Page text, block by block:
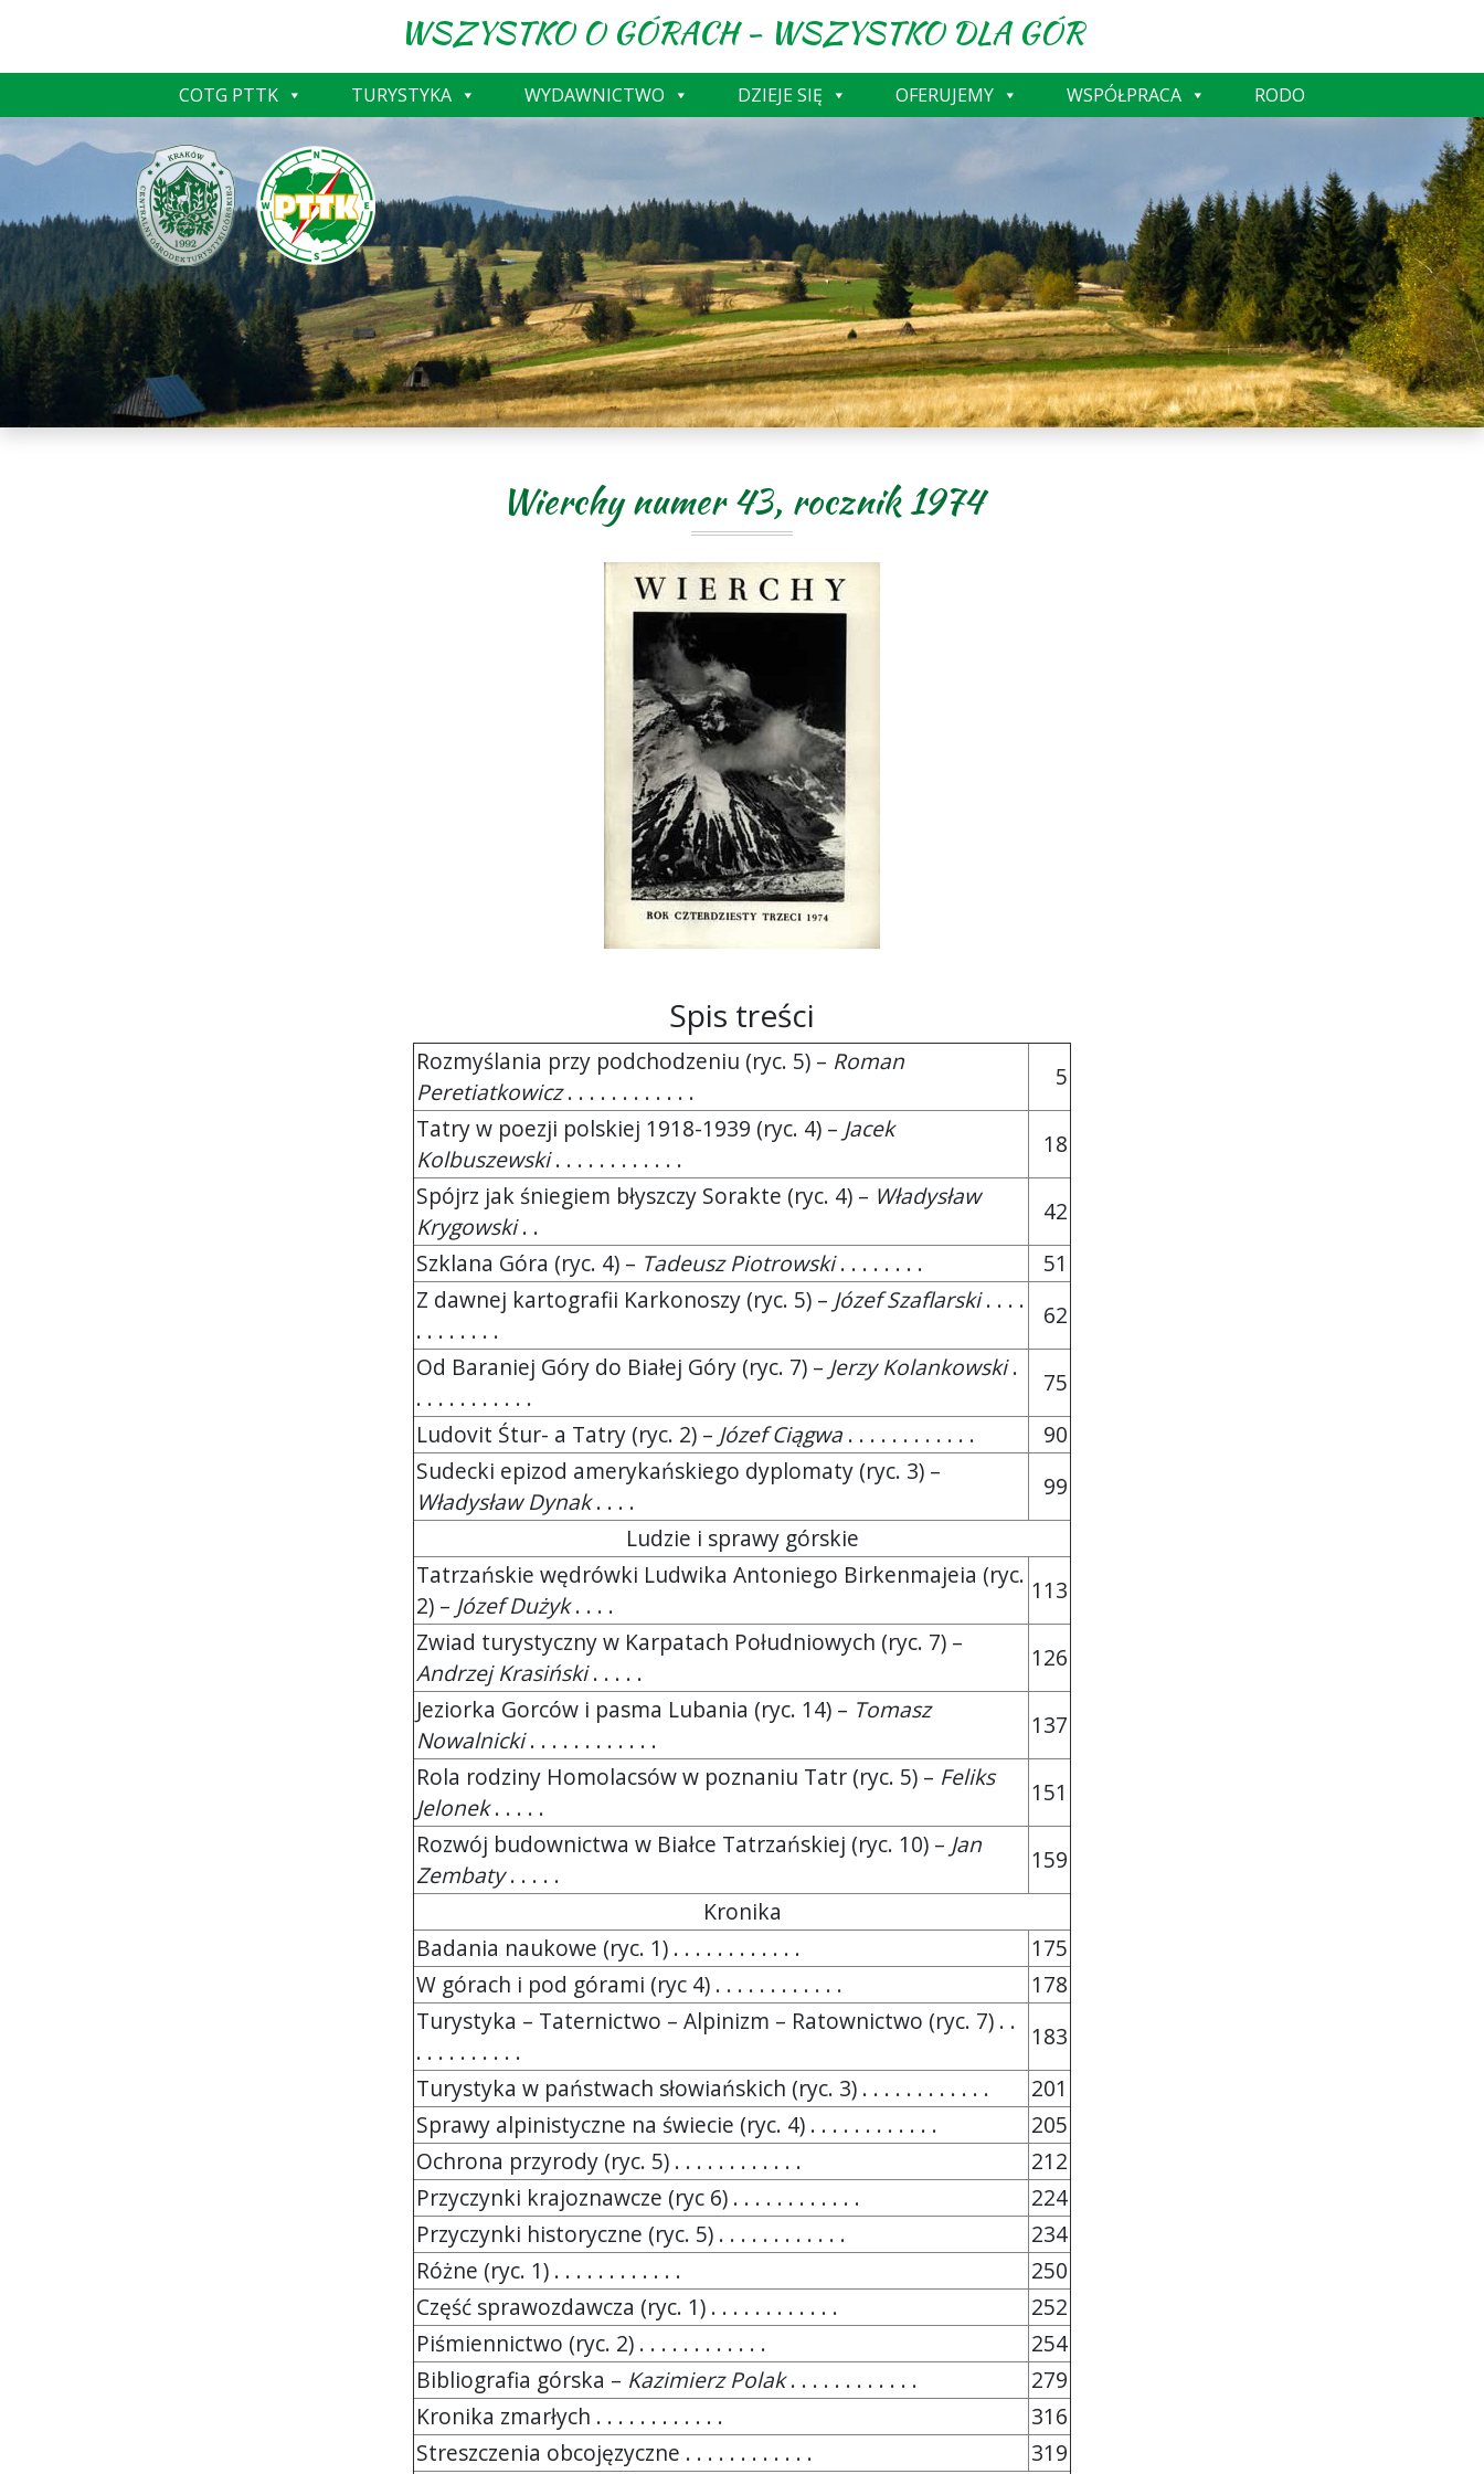
WSZYSTKO O GÓRACH - WSZYSTKO DLA GÓR
COTG PTTK TURYSTYKA WYDAWNICTWO DZIEJE SIĘ OFERUJEMY WSPÓŁPRACA RODO
Wierchy numer 43, rocznik 1974
Spis treści
Rozmyślania przy podchodzeniu (ryc. 5) – Roman
Peretiatkowicz. . . . . . . . . . . .
5
Tatry w poezji polskiej 1918-1939 (ryc. 4) – Jacek
Kolbuszewski. . . . . . . . . . . .
18
Spójrz jak śniegiem błyszczy Sorakte (ryc. 4) – Władysław
Krygowski. .
42
Szklana Góra (ryc. 4) – Tadeusz Piotrowski. . . . . . . .
51
Z dawnej kartografii Karkonoszy (ryc. 5) – Józef Szaflarski. . . .
. . . . . . . .
62
Od Baraniej Góry do Białej Góry (ryc. 7) – Jerzy Kolankowski.
. . . . . . . . . . .
75
Ludovit Śtur- a Tatry (ryc. 2) – Józef Ciągwa . . . . . . . . . . . .
90
Sudecki epizod amerykańskiego dyplomaty (ryc. 3) –
Władysław Dynak. . . .
99
Ludzie i sprawy górskie
Tatrzańskie wędrówki Ludwika Antoniego Birkenmajeia (ryc.
2) – Józef Dużyk. . . .
113
Zwiad turystyczny w Karpatach Południowych (ryc. 7) –
Andrzej Krasiński. . . . .
126
Jeziorka Gorców i pasma Lubania (ryc. 14) – Tomasz
Nowalnicki. . . . . . . . . . . .
137
Rola rodziny Homolacsów w poznaniu Tatr (ryc. 5) – Feliks
Jelonek. . . . .
151
Rozwój budownictwa w Białce Tatrzańskiej (ryc. 10) – Jan
Zembaty. . . . .
159
Kronika
Badania naukowe (ryc. 1) . . . . . . . . . . . .
175
W górach i pod górami (ryc 4) . . . . . . . . . . . .
178
Turystyka – Taternictwo – Alpinizm – Ratownictwo (ryc. 7) . .
. . . . . . . . . .
183
Turystyka w państwach słowiańskich (ryc. 3) . . . . . . . . . . . .
201
Sprawy alpinistyczne na świecie (ryc. 4) . . . . . . . . . . . .
205
Ochrona przyrody (ryc. 5) . . . . . . . . . . . .
212
Przyczynki krajoznawcze (ryc 6) . . . . . . . . . . . .
224
Przyczynki historyczne (ryc. 5) . . . . . . . . . . . .
234
Różne (ryc. 1) . . . . . . . . . . . .
250
Część sprawozdawcza (ryc. 1) . . . . . . . . . . . .
252
Piśmiennictwo (ryc. 2) . . . . . . . . . . . .
254
Bibliografia górska – Kazimierz Polak. . . . . . . . . . . .
279
Kronika zmarłych . . . . . . . . . . . .
316
Streszczenia obcojęzyczne . . . . . . . . . . . .
319